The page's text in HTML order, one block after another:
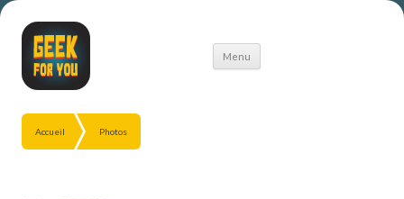
Menu
Aller
Accueil Photos